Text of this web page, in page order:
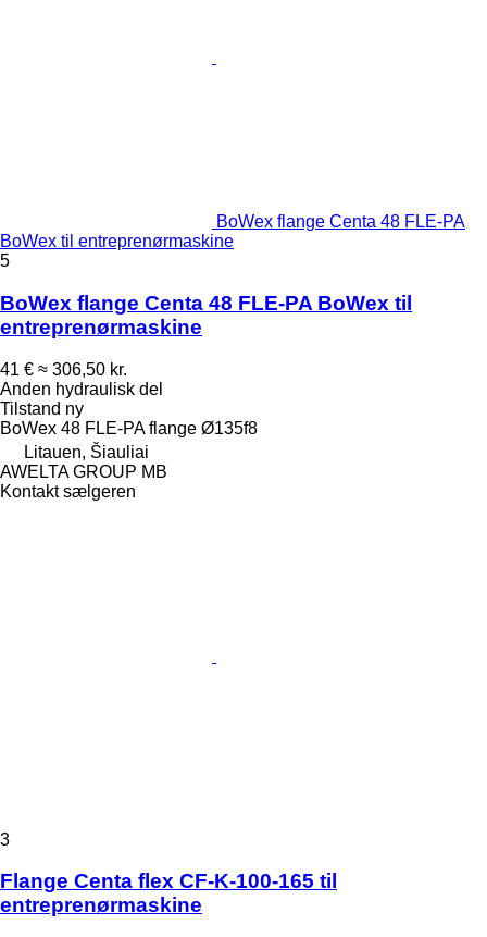
BoWex flange Centa 48 FLE-PA
BoWex til entreprenørmaskine
5
BoWex flange Centa 48 FLE-PA BoWex til
entreprenørmaskine
41 € ≈ 306,50 kr.
Anden hydraulisk del
Tilstand ny
BoWex 48 FLE-PA flange Ø135f8
Litauen, Šiauliai
AWELTA GROUP MB
Kontakt sælgeren
3
Flange Centa flex CF-K-100-165 til
entreprenørmaskine